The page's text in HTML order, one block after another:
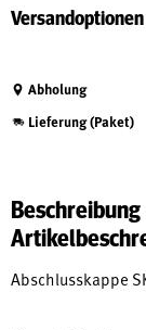
Versandoptionen
Abholung
Lieferung (Paket)
Beschreibung
Abschlusskappe